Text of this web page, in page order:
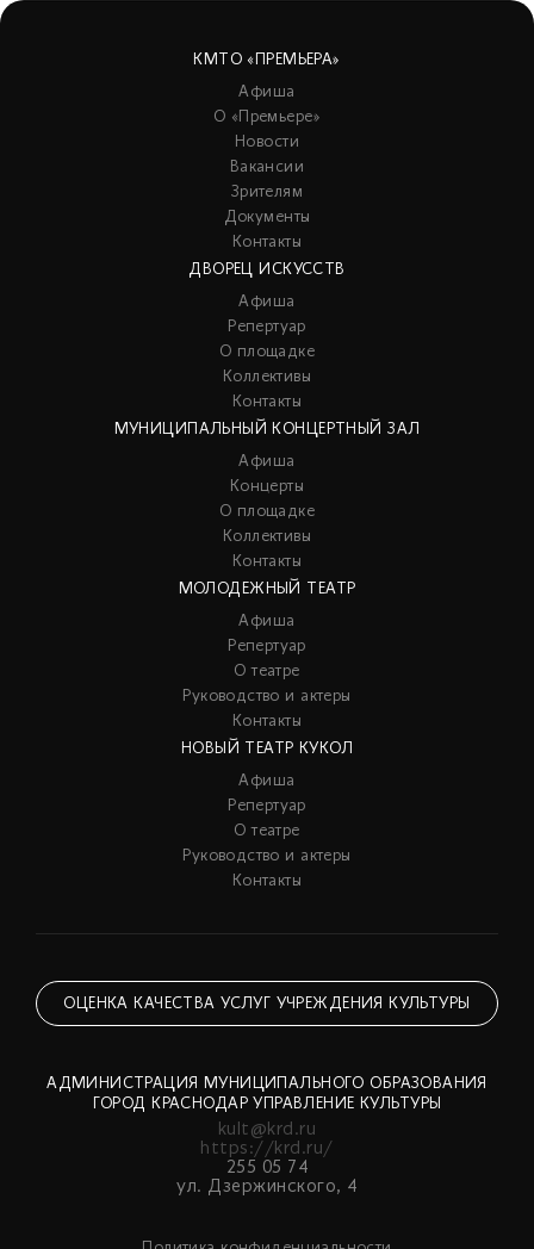
КМТО «ПРЕМЬЕРА»
Афиша
О «Премьере»
Новости
Вакансии
Зрителям
Документы
Контакты
ДВОРЕЦ ИСКУССТВ
Афиша
Репертуар
О площадке
Коллективы
Контакты
МУНИЦИПАЛЬНЫЙ КОНЦЕРТНЫЙ ЗАЛ
Афиша
Концерты
О площадке
Коллективы
Контакты
МОЛОДЕЖНЫЙ ТЕАТР
Афиша
Репертуар
О театре
Руководство и актеры
Контакты
НОВЫЙ ТЕАТР КУКОЛ
Афиша
Репертуар
О театре
Руководство и актеры
Контакты
ОЦЕНКА КАЧЕСТВА УСЛУГ УЧРЕЖДЕНИЯ КУЛЬТУРЫ
АДМИНИСТРАЦИЯ МУНИЦИПАЛЬНОГО ОБРАЗОВАНИЯ
ГОРОД КРАСНОДАР УПРАВЛЕНИЕ КУЛЬТУРЫ
kult@krd.ru
https://krd.ru/
255 05 74
ул. Дзержинского, 4